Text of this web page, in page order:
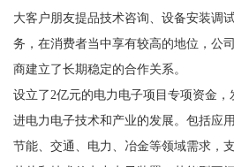
大客户朋友提品技术咨询、设备安装调
务，在消费者当中享有较高的地位，公
商建立了长期稳定的合作关系。
设立了2亿元的电力电子项目专项资金
进电力电子技术和产业的发展。包括应
节能、交通、电力、冶金等领域需求，